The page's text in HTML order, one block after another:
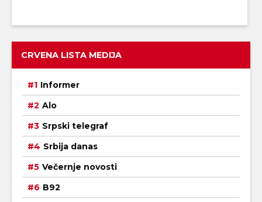
CRVENA LISTA MEDIJA
Informer
Alo
Srpski telegraf
Srbija danas
Večernje novosti
B92